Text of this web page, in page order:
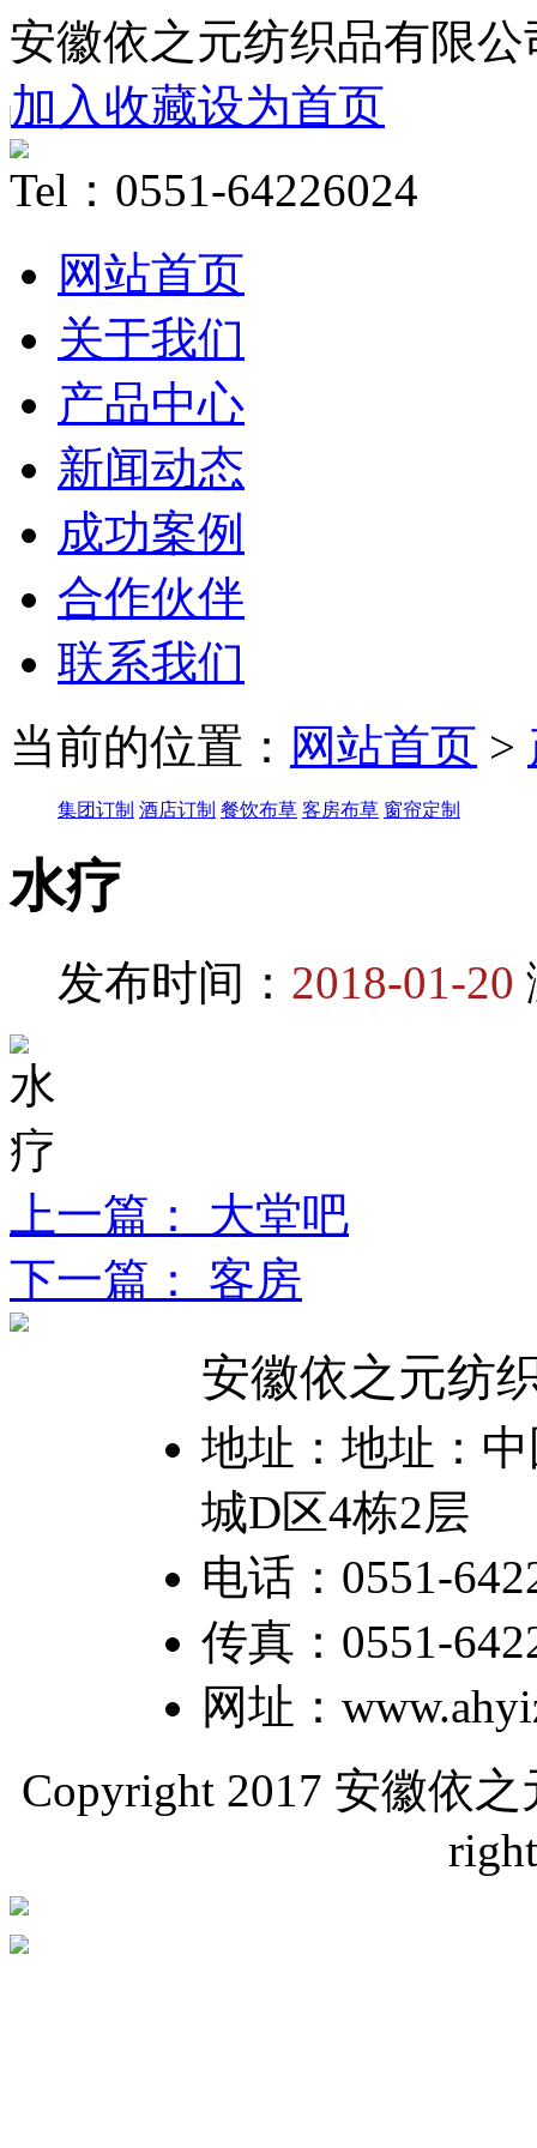
安徽依之元纺织品有限公
加入收藏设为首页
Tel：0551-64226024
网站首页
关于我们
产品中心
新闻动态
成功案例
合作伙伴
联系我们
当前的位置： 网站首页 >
集团订制 酒店订制 餐饮布草 客房布草 窗帘定制
水疗
发布时间： 2018-01-20
上一篇： 大堂吧
下一篇： 客房
安徽依之元纺
地址：地址：
城D区4栋2层
电话：0551-
传真：0551-
网址：
Copyright 2017 安徽依